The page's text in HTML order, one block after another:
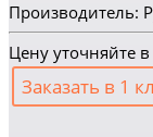
Производитель:
Цену уточняйте
Заказать в 1